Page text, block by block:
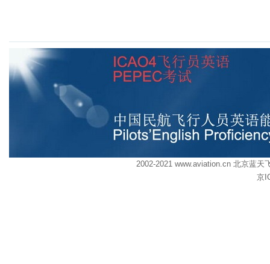
2002-2021 www.aviation.cn 北京蓝天
京